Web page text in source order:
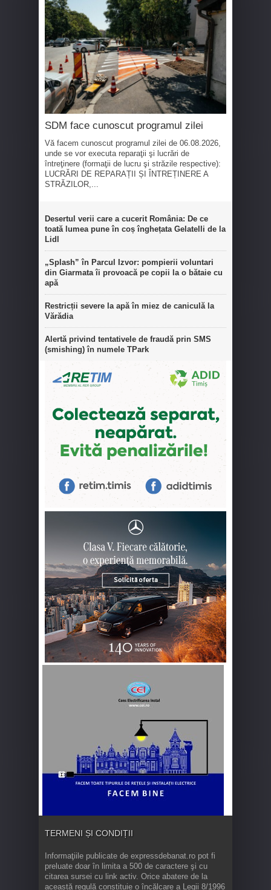
SDM face cunoscut programul zilei
Vă facem cunoscut programul zilei de 06.08.2026,
unde se vor executa reparaţii şi lucrări de
întreţinere (formaţii de lucru şi străzile respective):
LUCRĂRI DE REPARAȚII ȘI ÎNTREȚINERE A
STRĂZILOR,...
Desertul verii care a cucerit România: De ce
toată lumea pune în coș înghețata Gelatelli de la
Lidl
„Splash” în Parcul Izvor: pompierii voluntari
din Giarmata îi provoacă pe copii la o bătaie cu
apă
Restricții severe la apă în miez de caniculă la
Vărădia
Alertă privind tentativele de fraudă prin SMS
(smishing) în numele TPark
TERMENI ȘI CONDIȚII
Informaţiile publicate de expressdebanat.ro pot fi
preluate doar în limita a 500 de caractere şi cu
citarea sursei cu link activ. Orice abatere de la
această regulă constituie o încălcare a Legii 8/1996